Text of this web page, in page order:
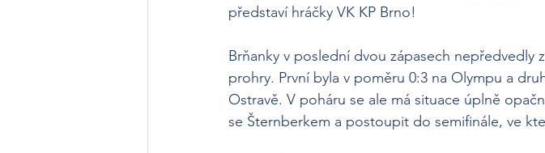
představí hráčky VK KP Brno!
Brňanky v poslední dvou zápasech nepředvedly
prohry. První byla v poměru 0:3 na Olympu a
Ostravě. V poháru se ale má situace úplně
se Šternberkem a postoupit do semifinále, ve